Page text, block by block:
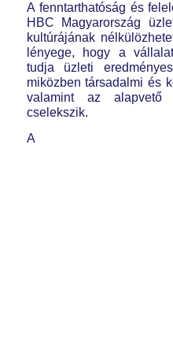
A fenntarthatóság és
HBC Magyarország
kultúrájának
lényege, hogy a
tudja üzleti
miközben társadalmi és
valamint az alapvető
cselekszik.
A